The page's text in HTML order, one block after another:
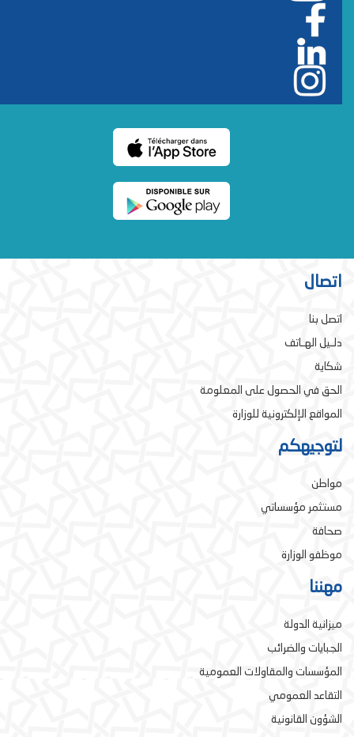
اتصال
اتصل بنا
دلـيل الهـاتف
شكاية
الحق في الحصول على المعلومة
المواقع الإلكترونية للوزارة
لتوجيهكم
مواطن
مستثمر مؤسساتي
صحافة
موظفو الوزارة
مهننا
ميزانية الدولة
الجبايات والضرائب
المؤسسات والمقاولات العمومية
التقاعد العمومي
الشؤون القانونية